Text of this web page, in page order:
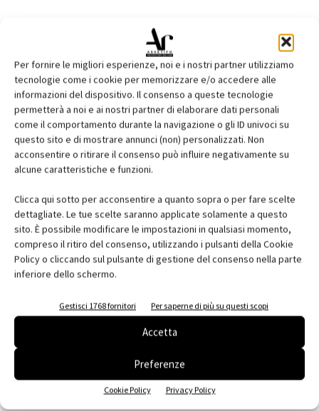
Per fornire le migliori esperienze, noi e i nostri partner utilizziamo
tecnologie come i cookie per memorizzare e/o accedere alle
informazioni del dispositivo. Il consenso a queste tecnologie
permetterà a noi e ai nostri partner di elaborare dati personali
come il comportamento durante la navigazione o gli ID univoci su
questo sito e di mostrare annunci (non) personalizzati. Non
acconsentire o ritirare il consenso può influire negativamente su
alcune caratteristiche e funzioni.
Clicca qui sotto per acconsentire a quanto sopra o per fare scelte
dettagliate. Le tue scelte saranno applicate solamente a questo
sito. È possibile modificare le impostazioni in qualsiasi momento,
compreso il ritiro del consenso, utilizzando i pulsanti della Cookie
Policy o cliccando sul pulsante di gestione del consenso nella parte
inferiore dello schermo.
Gestisci 1768 fornitori Per saperne di più su questi scopi
Accetta
Preferenze
Cookie Policy Privacy Policy
Iscriviti: accesso gratuito
WEBINAR 4
16 settembre 2026- ore 16.30/18.00
Dalla proposta tecnica alla decisione
Strumenti pratici per accompagnare il cliente verso la scelta
finale.
Focus del webinar:
evoluzione del sopralluogo;
raccolta delle informazioni strategiche;
presentazione efficace della proposta;
follow-up e accompagnamento decisionale.
Laboratori pratici online